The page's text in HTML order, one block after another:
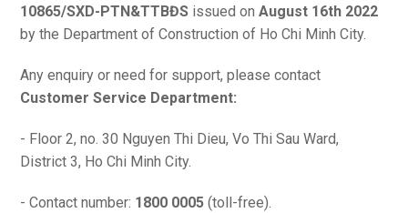
10865/SXD-PTN&TTBĐS issued onAugust 16th 2022
by the Department of Construction of Ho Chi Minh City.
Any enquiry or need for support, please contact
Customer Service Department:
- Floor 2, no. 30 Nguyen Thi Dieu, Vo Thi Sau Ward,
District 3, Ho Chi Minh City.
- Contact number: 1800 0005 (toll-free).